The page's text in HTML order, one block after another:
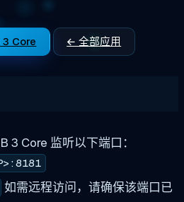
3 Core ← 全部应用
3 Core 监听以下端口：
如需远程访问，请确保该端口已